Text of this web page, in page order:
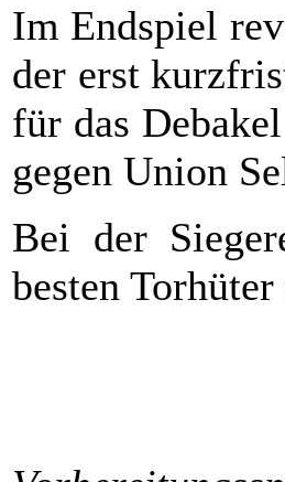
Im Endspiel
der erst
für das
gegen Union
Bei der
besten